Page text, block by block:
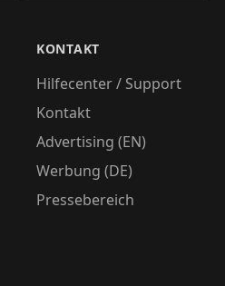
KONTAKT
Hilfecenter / Support
Kontakt
Advertising (EN)
Werbung (DE)
Pressebereich